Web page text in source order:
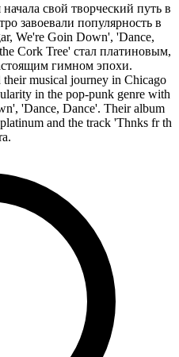
свой творческий путь в
завоевали популярность в
We're Goin Down', 'Dance,
Cork Tree' стал платиновым,
гимном эпохи.
musical journey in Chicago
in the pop-punk genre with
'Dance, Dance'. Their album
and the track 'Thnks fr th